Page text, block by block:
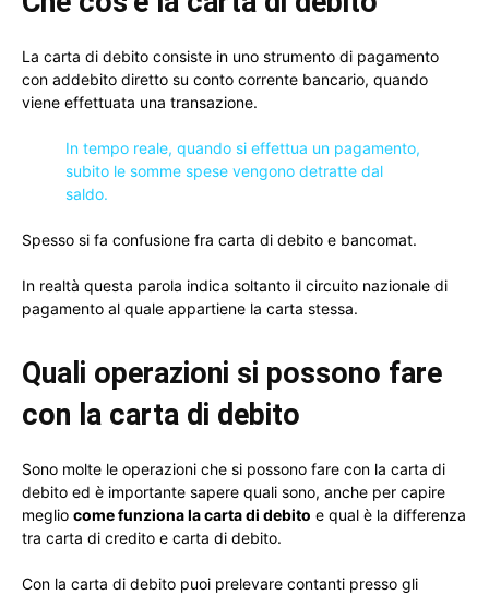
La carta di debito consiste in uno strumento di pagamento
con addebito diretto su conto corrente bancario, quando
viene effettuata una transazione.
In tempo reale, quando si effettua un pagamento,
subito le somme spese vengono detratte dal
saldo.
Spesso si fa confusione fra carta di debito e bancomat.
In realtà questa parola indica soltanto il circuito nazionale di
pagamento al quale appartiene la carta stessa.
Quali operazioni si possono fare
con la carta di debito
Sono molte le operazioni che si possono fare con la carta di
debito ed è importante sapere quali sono, anche per capire
meglio come funziona la carta di debito e qual è la differenza
tra carta di credito e carta di debito.
Con la carta di debito puoi prelevare contanti presso gli